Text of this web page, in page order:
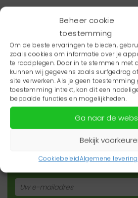
Beheer cookie
toestemming
Om de beste ervaringen te bieden,
zoals cookies om informatie over je
te raadplegen. Door in te stemmen met
kunnen wij gegevens zoals surfgedrag
site verwerken. Als je geen toestemming
toestemming intrekt, kan dit een
bepaalde functies en mogelijkheden.
Ga naar de
Bekijk
CookiebeleidAlgemene
Wil je niets
Wil je op de hoogte blijven van
zorgnieuws in jouw regio?
onze nieuwsbrief.